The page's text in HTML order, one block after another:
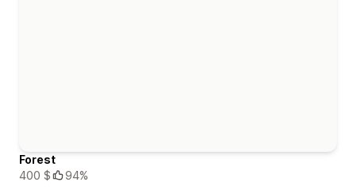
Forest
400 $
94%